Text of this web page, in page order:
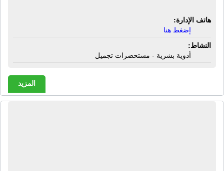
هاتف الإدارة:
إضغط هنا
النشاط:
أدوية بشرية - مستحضرات تجميل
المزيد